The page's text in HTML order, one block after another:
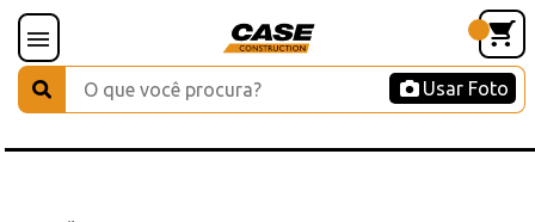
Usar Foto